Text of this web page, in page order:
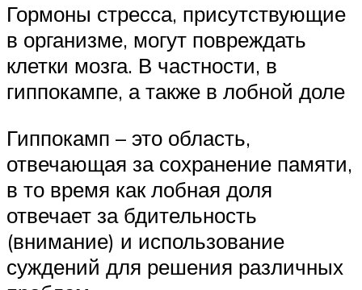
Гормоны стресса, присутствующие
в организме, могут повреждать
клетки мозга. В частности, в
гиппокампе, а также в лобной доле
Гиппокамп – это область,
отвечающая за сохранение памяти,
в то время как лобная доля
отвечает за бдительность
(внимание) и использование
суждений для решения различных